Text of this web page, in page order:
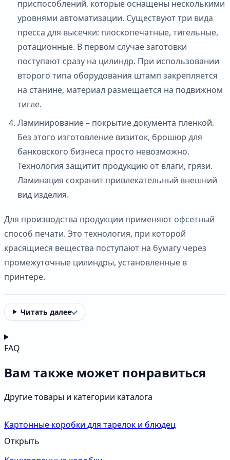
приспособлений, которые оснащены несколькими
уровнями автоматизации. Существуют три вида
пресса для высечки: плоскопечатные, тигельные,
ротационные. В первом случае заготовки
поступают сразу на цилиндр. При использовании
второго типа оборудования штамп закрепляется
на станине, материал размещается на подвижном
тигле.
Ламинирование – покрытие документа пленкой.
Без этого изготовление визиток, брошюр для
банковского бизнеса просто невозможно.
Технология защитит продукцию от влаги, грязи.
Ламинация сохранит привлекательный внешний
вид изделия.
Для производства продукции применяют офсетный
способ печати. Это технология, при которой
красящиеся вещества поступают на бумагу через
промежуточные цилиндры, установленные в
принтере.
Читать далее
FAQ
Вам также может понравиться
Другие товары и категории каталога
Картонные коробки для тарелок и блюдец
Открыть